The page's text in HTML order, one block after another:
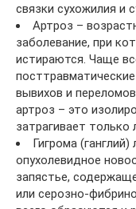
связки сухожилия и
Артроз –
заболевание, при
истираются. Чаще
вывихов и
артроз – это
затрагивает только
Гигрома
опухолевидное
запястье,
или серозно-